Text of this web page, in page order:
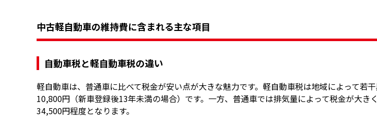
中古軽自動車の維持費に含まれる主な項目
自動車税と軽自動車税の違い
軽自動車は、普通車に比べて税金が安い点が大きな魅力です。軽自動車税は地域によって若
10,800円（新車登録後13年未満の場合）です。一方、普通車では排気量によって税金が大き
34,500円程度となります。